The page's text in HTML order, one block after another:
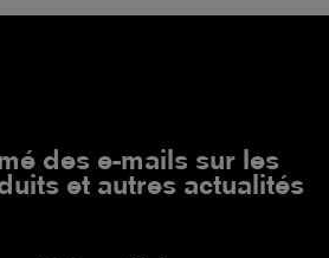
des e-mails sur les
et autres actualités